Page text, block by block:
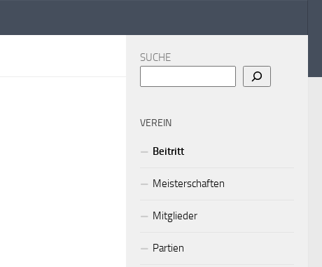
SUCHE
VEREIN
Beitritt
Meisterschaften
Mitglieder
Partien